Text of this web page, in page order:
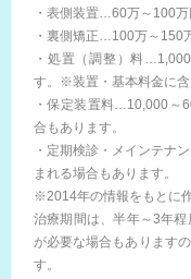
・表側装置…60万～100
・裏側矯正…100万～150
・処置（調整）料
す。※装置・基本料金に含
・保定装置料…10,000～
合もあります。
・定期検診・メインテナ
まれる場合もあります。
※2014年の情報をもとに
治療期間は、半年～3年
が必要な場合もあります
す。